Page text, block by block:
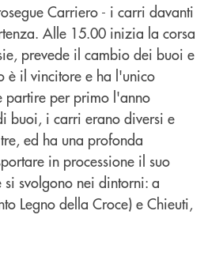
Carriero - i carri davanti
Alle 15.00 inizia la corsa
prevede il cambio dei buoi e
è il vincitore e ha l'unico
partire per primo l'anno
buoi, i carri erano diversi e
ed ha una profonda
in processione il suo
svolgono nei dintorni: a
Legno della Croce) e Chieuti,